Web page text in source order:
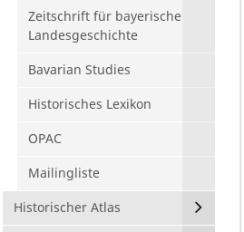
Zeitschrift für bayerische
Landesgeschichte
Bavarian Studies
Historisches Lexikon
OPAC
Mailingliste
Historischer Atlas